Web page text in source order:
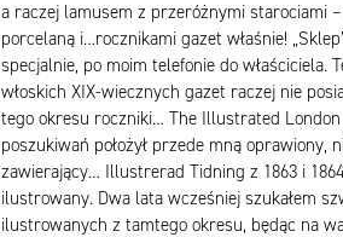
a raczej lamusem z przeróżnymi starociami
porcelaną i…rocznikami gazet właśnie!
specjalnie, po moim telefonie do właściciela.
włoskich XIX-wiecznych gazet raczej nie
tego okresu roczniki… The Illustrated
poszukiwań położył przede mną oprawiony,
zawierający… Illustrerad Tidning z 1863 i
ilustrowany. Dwa lata wcześniej szukałem
ilustrowanych z tamtego okresu, będąc na